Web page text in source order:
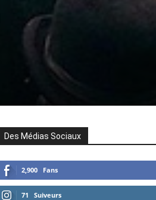
Des Médias Sociaux
2,900 Fans
71 Suiveurs